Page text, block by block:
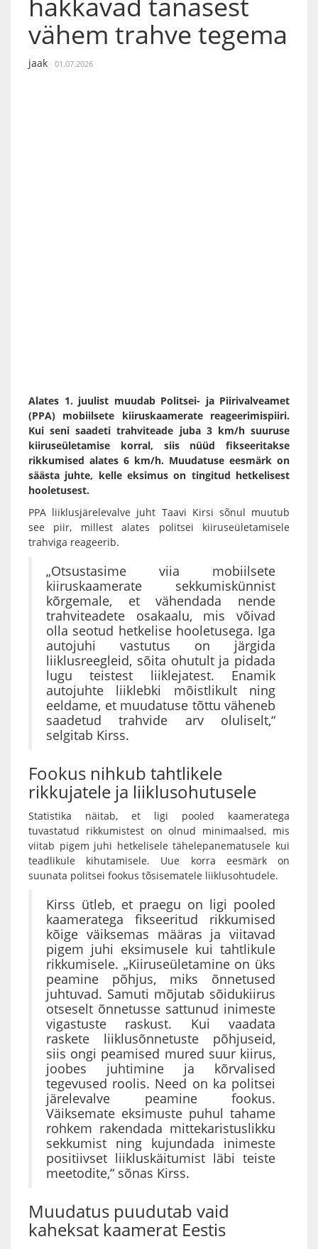
vähem trahve tegema
jaak 01.07.2026
Alates 1. juulist muudab Politsei- ja Piirivalveamet
(PPA) mobiilsete kiiruskaamerate reageerimispiiri.
Kui seni saadeti trahviteade juba 3 km/h suuruse
kiiruseületamise korral, siis nüüd fikseeritakse
rikkumised alates 6 km/h. Muudatuse eesmärk on
säästa juhte, kelle eksimus on tingitud hetkelisest
hooletusest.
PPA liiklusjärelevalve juht Taavi Kirsi sõnul muutub
see piir, millest alates politsei kiiruseületamisele
trahviga reageerib.
„Otsustasime viia mobiilsete
kiiruskaamerate sekkumiskünnist
kõrgemale, et vähendada nende
trahviteadete osakaalu, mis võivad
olla seotud hetkelise hooletusega. Iga
autojuhi vastutus on järgida
liiklusreegleid, sõita ohutult ja pidada
lugu teistest liiklejatest. Enamik
autojuhte liiklebki mõistlikult ning
eeldame, et muudatuse tõttu väheneb
saadetud trahvide arv oluliselt,“
selgitab Kirss.
Fookus nihkub tahtlikele
rikkujatele ja liiklusohutusele
Statistika näitab, et ligi pooled kaameratega
tuvastatud rikkumistest on olnud minimaalsed, mis
viitab pigem juhi hetkelisele tähelepanematusele kui
teadlikule kihutamisele. Uue korra eesmärk on
suunata politsei fookus tõsisematele liiklusohtudele.
Kirss ütleb, et praegu on ligi pooled
kaameratega fikseeritud rikkumised
kõige väiksemas määras ja viitavad
pigem juhi eksimusele kui tahtlikule
rikkumisele. „Kiiruseületamine on üks
peamine põhjus, miks õnnetused
juhtuvad. Samuti mõjutab sõidukiirus
otseselt õnnetusse sattunud inimeste
vigastuste raskust. Kui vaadata
raskete liiklusõnnetuste põhjuseid,
siis ongi peamised mured suur kiirus,
joobes juhtimine ja kõrvalised
tegevused roolis. Need on ka politsei
järelevalve peamine fookus.
Väiksemate eksimuste puhul tahame
rohkem rakendada mittekaristuslikku
sekkumist ning kujundada inimeste
positiivset liikluskäitumist läbi teiste
meetodite,“ sõnas Kirss.
Muudatus puudutab vaid
kaheksat kaamerat Eestis